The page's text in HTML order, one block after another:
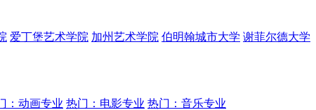
爱丁堡艺术学院 加州艺术学院 伯明翰城市大学 谢菲尔德大学
：动画专业 热门：电影专业 热门：音乐专业